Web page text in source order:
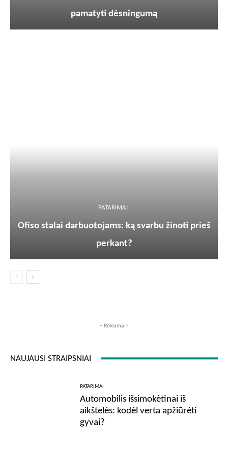
pamatyti dėsningumą
PATARIMAI
Ofiso stalai darbuotojams: ką svarbu žinoti prieš
perkant?
- Reklama -
NAUJAUSI STRAIPSNIAI
PATARIMAI
Automobilis išsimokėtinai iš
aikštelės: kodėl verta apžiūrėti
gyvai?